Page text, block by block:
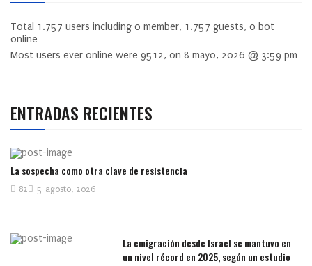
Total 1.757 users including 0 member, 1.757 guests, 0 bot
online
Most users ever online were 9512, on 8 mayo, 2026 @ 3:59 pm
ENTRADAS RECIENTES
La sospecha como otra clave de resistencia
5 agosto, 2026
82
La emigración desde Israel se mantuvo en
un nivel récord en 2025, según un estudio